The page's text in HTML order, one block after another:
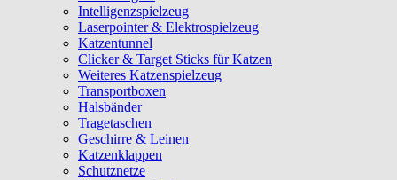
Intelligenzspielzeug
Laserpointer & Elektrospielzeug
Katzentunnel
Clicker & Target Sticks für Katzen
Weiteres Katzenspielzeug
Transportboxen
Halsbänder
Tragetaschen
Geschirre & Leinen
Katzenklappen
Schutznetze